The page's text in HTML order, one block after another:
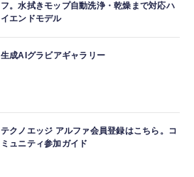
フ。水拭きモップ自動洗浄・乾燥まで対応ハ
イエンドモデル
生成AIグラビアギャラリー
テクノエッジ アルファ会員登録はこちら。コ
ミュニティ参加ガイド